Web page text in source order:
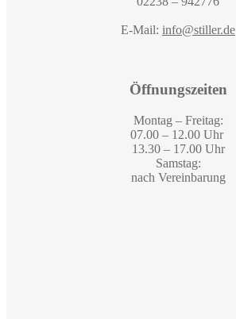
E-Mail: info@stiller.de
Öffnungszeiten
Montag – Freitag:
07.00 – 12.00 Uhr
13.30 – 17.00 Uhr
Samstag:
nach Vereinbarung